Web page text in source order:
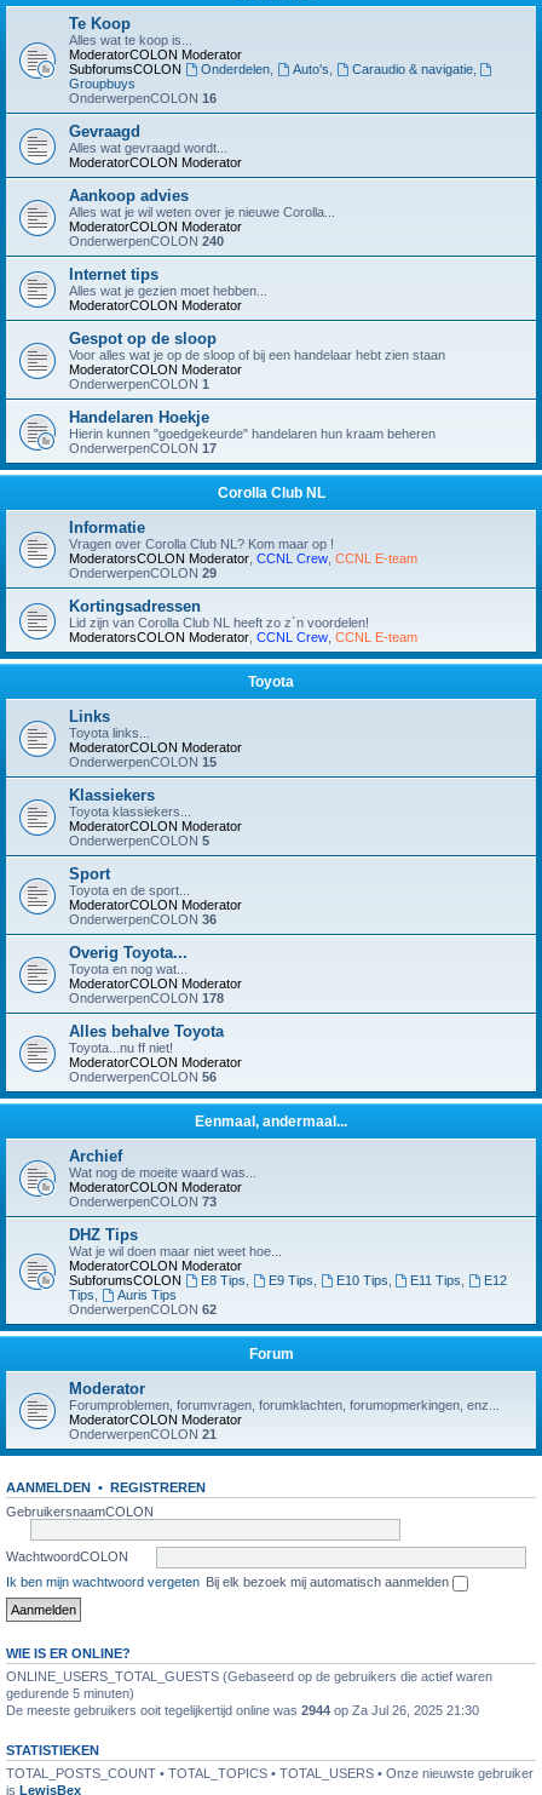
Te Koop
Alles wat te koop is...
ModeratorCOLON Moderator
SubforumsCOLON
Onderdelen, Auto's Caraudio & navigatie,
Groupbuys
OnderwerpenCOLON 16
Gevraagd
Alles wat gevraagd wordt...
ModeratorCOLON Moderator
Aankoop advies
Alles wat je wil weten over je nieuwe Corolla...
ModeratorCOLON Moderator
OnderwerpenCOLON 240
Internet tips
Alles wat je gezien moet hebben...
ModeratorCOLON Moderator
Gespot op de sloop
Voor alles wat je op de sloop of bij een handelaar hebt zien staan
ModeratorCOLON Moderator
OnderwerpenCOLON 1
Handelaren Hoekje
Hierin kunnen "goedgekeurde" handelaren hun kraam beheren
OnderwerpenCOLON 17
Corolla Club NL
Informatie
Vragen over Corolla Club NL? Kom maar op !
ModeratorsCOLON Moderator CCNL Crew CCNL E-team
OnderwerpenCOLON 29
Kortingsadressen
Lid zijn van Corolla Club NL heeft zo z´n voordelen!
ModeratorsCOLON Moderator CCNL Crew CCNL E-team
Toyota
Links
Toyota links...
ModeratorCOLON Moderator
OnderwerpenCOLON 15
Klassiekers
Toyota klassiekers...
ModeratorCOLON Moderator
OnderwerpenCOLON 5
Sport
Toyota en de sport...
ModeratorCOLON Moderator
OnderwerpenCOLON 36
Overig Toyota...
Toyota en nog wat...
ModeratorCOLON Moderator
OnderwerpenCOLON 178
Alles behalve Toyota
Toyota...nu ff niet!
ModeratorCOLON Moderator
OnderwerpenCOLON 56
Eenmaal, andermaal...
Archief
Wat nog de moeite waard was...
ModeratorCOLON Moderator
OnderwerpenCOLON 73
DHZ Tips
Wat je wil doen maar niet weet hoe...
ModeratorCOLON Moderator
SubforumsCOLON
E8 Tips E9 Tips E10 Tips E11 Tips
E12
Tips
Auris Tips
OnderwerpenCOLON 62
Forum
Moderator
Forumproblemen, forumvragen, forumklachten, forumopmerkingen, enz...
ModeratorCOLON Moderator
OnderwerpenCOLON 21
AANMELDEN • REGISTREREN
GebruikersnaamCOLON
WachtwoordCOLON
Ik ben mijn wachtwoord vergeten Bij elk bezoek mij automatisch aanmelden
WIE IS ER ONLINE?
ONLINE_USERS_TOTAL_GUESTS (Gebaseerd op de gebruikers die actief waren
gedurende 5 minuten)
De meeste gebruikers ooit tegelijkertijd online was 2944 op Za Jul 26, 2025 21:30
STATISTIEKEN
TOTAL_POSTS_COUNT • TOTAL_TOPICS • TOTAL_USERS • Onze nieuwste gebruiker
is LewisBex